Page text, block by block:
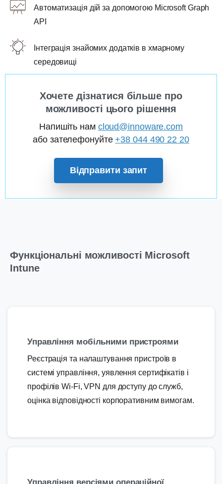
Автоматизація дій за допомогою Microsoft Graph
API
Інтеграція знайомих додатків в хмарному
середовищі
Хочете дізнатися більше про
можливості цього рішення
Напишіть нам cloud@innoware.com
або зателефонуйте+38 044 490 22 20
Відправити запит
Функціональні можливості Microsoft
Intune
Управління мобільними пристроями
Реєстрація та налаштування пристроїв в
системі управління, уявлення сертифікатів і
профілів Wi-Fi, VPN для доступу до служб,
оцінка відповідності корпоративним вимогам.